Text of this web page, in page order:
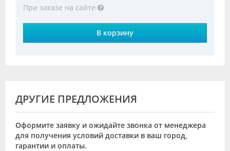
При заказе на сайте
В корзину
ДРУГИЕ ПРЕДЛОЖЕНИЯ
Оформите заявку и ожидайте звонка от менеджера
для получения условий доставки в ваш город,
гарантии и оплаты.